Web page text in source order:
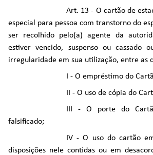
Art. 13 - O cartão de
especial para pessoa com transtorno do
ser recolhido pelo(a) agente da
estiver vencido, suspenso ou cassado
irregularidade em sua utilização, entre as
I - O empréstimo do
II - O uso de cópia do
III - O porte do
falsificado;
IV - O uso do cartão
disposições nele contidas ou em